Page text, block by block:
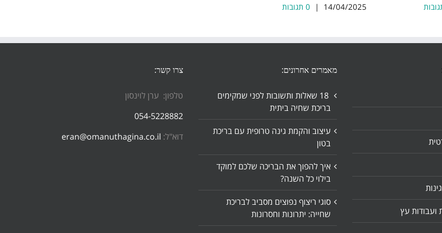
14/04/2025
| 0 תגובות
ועבודות עץ
מאמרים אחרונים:
18 שאלות ותשובות לפני שמקימים
בריכת שחיה ביתית
עיצוב והקמת גינה טרופית עם בריכת
בטון
איך להפוך את הבריכה שלכם למוקד
בילוי כל השנה?
סוגי ריצוף נפוצים מסביב לבריכת
שחייה: יתרונות וחסרונות
צרו קשר:
טלפון: ערן לוינסון
054-5228882
דוא"ל: eran@omanuthagina.co.il